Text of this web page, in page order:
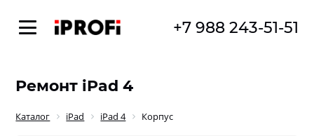
+7 988 243-51-51
Ремонт iPad 4
Каталог iPad iPad 4 Корпус